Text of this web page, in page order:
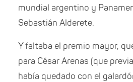
mundial argentino y
Sebastián Alderete.
Y faltaba el premio mayor,
para César Arenas (que
había quedado con el